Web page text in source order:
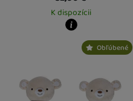
K dispozícii
Kdy zboží dostanete?
Osobný odber vo výdajnom mieste
Obľúbené